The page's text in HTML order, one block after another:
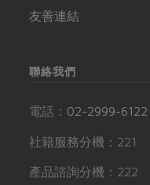
友善連結
聯絡我們
電話： 02-2999-6122
社籍服務分機：221
產品諮詢分機：222